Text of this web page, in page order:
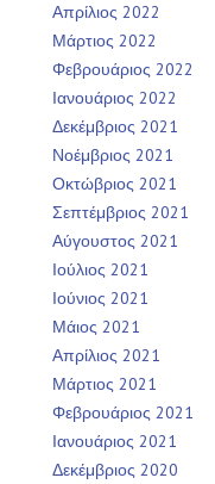
Απρίλιος 2022
Μάρτιος 2022
Φεβρουάριος 2022
Ιανουάριος 2022
Δεκέμβριος 2021
Νοέμβριος 2021
Οκτώβριος 2021
Σεπτέμβριος 2021
Αύγουστος 2021
Ιούλιος 2021
Ιούνιος 2021
Μάιος 2021
Απρίλιος 2021
Μάρτιος 2021
Φεβρουάριος 2021
Ιανουάριος 2021
Δεκέμβριος 2020